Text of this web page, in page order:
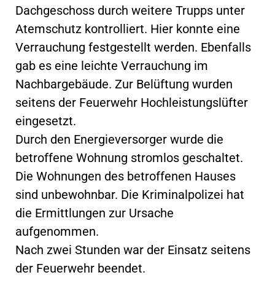
Dachgeschoss durch weitere Trupps unter
Atemschutz kontrolliert. Hier konnte eine
Verrauchung festgestellt werden. Ebenfalls
gab es eine leichte Verrauchung im
Nachbargebäude. Zur Belüftung wurden
seitens der Feuerwehr Hochleistungslüfter
eingesetzt.
Durch den Energieversorger wurde die
betroffene Wohnung stromlos geschaltet.
Die Wohnungen des betroffenen Hauses
sind unbewohnbar. Die Kriminalpolizei hat
die Ermittlungen zur Ursache
aufgenommen.
Nach zwei Stunden war der Einsatz seitens
der Feuerwehr beendet.